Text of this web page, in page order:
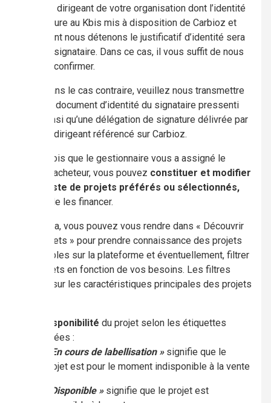
Le dirigeant de votre organisation dont l’identité
figure au Kbis mis à disposition de Carbioz et
dont nous détenons le justificatif d’identité sera
le signataire. Dans ce cas, il vous suffit de nous
le confirmer.
Dans le cas contraire, veuillez nous transmettre
un document d’identité du signataire pressenti
ainsi qu’une délégation de signature délivrée par
le dirigeant référencé sur Carbioz.
Une fois que le gestionnaire vous a assigné le
statut d’acheteur, vous pouvez constituer et modifier
votre liste de projets préférés ou sélectionnés,
en vue de les financer.
Pour cela, vous pouvez vous rendre dans « Découvrir
nos projets » pour prendre connaissance des projets
disponibles sur la plateforme et éventuellement, filtrer
les projets en fonction de vos besoins. Les filtres
portent sur les caractéristiques principales des projets
disponibilité du projet selon les étiquettes
affichées :
« En cours de labellisation » signifie que le
projet est pour le moment indisponible à la vente
« Disponible »signifie que le projet est